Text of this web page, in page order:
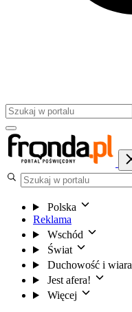
Polska
Reklama
Wschód
Świat
Duchowość i wiara
Jest afera!
Więcej